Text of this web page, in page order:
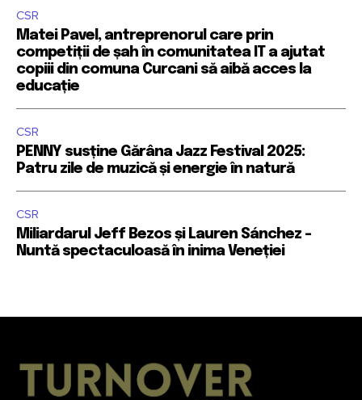
CSR
Matei Pavel, antreprenorul care prin
competiții de șah în comunitatea IT a ajutat
copiii din comuna Curcani să aibă acces la
educație
CSR
PENNY susține Gărâna Jazz Festival 2025:
Patru zile de muzică și energie în natură
CSR
Miliardarul Jeff Bezos și Lauren Sánchez –
Nuntă spectaculoasă în inima Veneției